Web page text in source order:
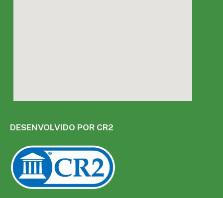
DESENVOLVIDO POR CR2